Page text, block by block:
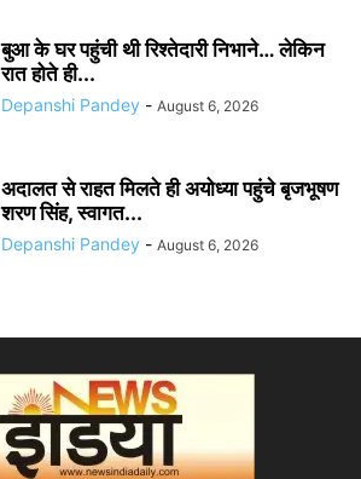
बुआ के घर पहुंची थी रिश्तेदारी निभाने… लेकिन
रात होते ही...
Depanshi Pandey - August 6, 2026
अदालत से राहत मिलते ही अयोध्या पहुंचे बृजभूषण
शरण सिंह, स्वागत...
Depanshi Pandey - August 6, 2026